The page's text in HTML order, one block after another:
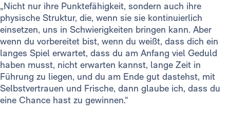
„Nicht nur ihre Punktefähigkeit, sondern auch ihre
physische Struktur, die, wenn sie sie kontinuierlich
einsetzen, uns in Schwierigkeiten bringen kann. Aber
wenn du vorbereitet bist, wenn du weißt, dass dich ein
langes Spiel erwartet, dass du am Anfang viel Geduld
haben musst, nicht erwarten kannst, lange Zeit in
Führung zu liegen, und du am Ende gut dastehst, mit
Selbstvertrauen und Frische, dann glaube ich, dass du
eine Chance hast zu gewinnen.“